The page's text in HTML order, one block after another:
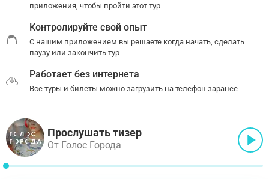
приложения, чтобы пройти этот тур
Контролируйте свой опыт
С нашим приложением вы решаете когда начать, сделать
паузу или закончить тур
Работает без интернета
Все туры и билеты можно загрузить на телефон заранее
Прослушать тизер
От Голос Города